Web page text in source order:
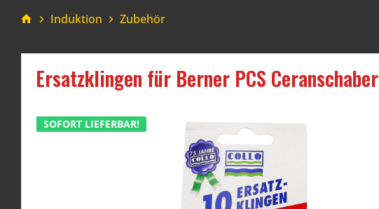
Induktion Zubehör
Ersatzklingen für Berner PCS Ceranschaber
SOFORT LIEFERBAR!